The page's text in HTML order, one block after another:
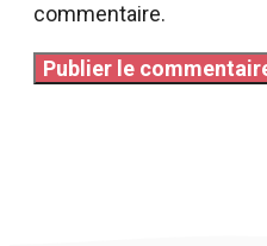
commentaire.